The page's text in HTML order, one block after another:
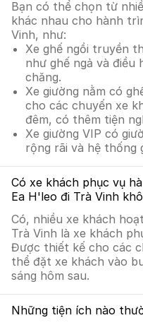
Bạn có thể chọn từ
khác nhau cho hành
Vinh, như:
Xe ghế ngồi truyền
như ghế ngả và điều
chăng.
Xe giường nằm có
cho các chuyến xe
đêm, có thêm tiện
Xe giường VIP có
rộng rãi và hệ thống
Có xe khách phục vụ
Ea H'leo đi Trà Vinh
Có, nhiều xe khách
Trà Vinh là xe khách
Được thiết kế cho các
thể đặt xe khách vào
sáng hôm sau.
Những tiện ích nào